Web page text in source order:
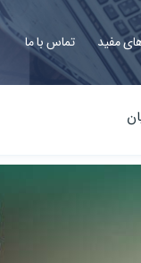
مفید تماس با ما